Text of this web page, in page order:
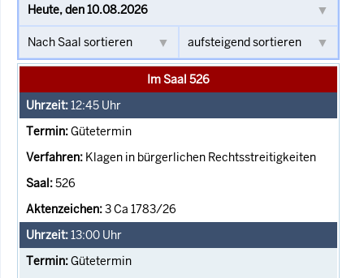
Im Saal 526
12:45 Uhr
Gütetermin
Klagen in bürgerlichen Rechtsstreitigkeiten
526
3 Ca 1783/26
13:00 Uhr
Gütetermin